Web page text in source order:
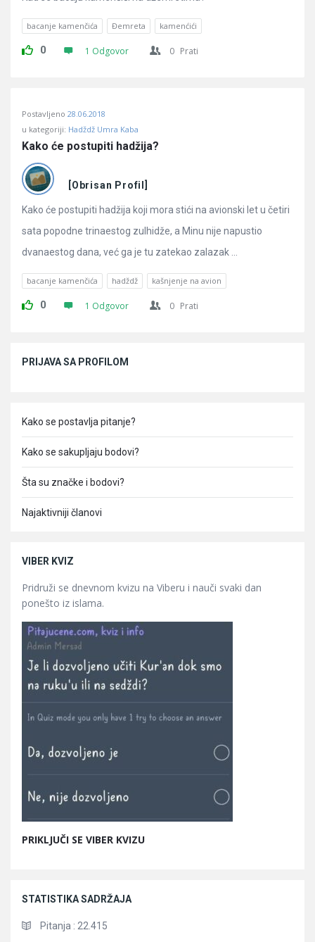
bacanje kamenčića Đemreta kamenćići
0 1 Odgovor 0 Prati
Postavljeno 28.06.2018
u kategoriji: Hadždž Umra Kaba
Kako će postupiti hadžija?
[Obrisan Profil]
Kako će postupiti hadžija koji mora stići na avionski let u četiri
sata popodne trinaestog zulhidže, a Minu nije napustio
dvanaestog dana, već ga je tu zatekao zalazak ...
bacanje kamenčića hadždž kašnjenje na avion
0 1 Odgovor 0 Prati
PRIJAVA SA PROFILOM
Kako se postavlja pitanje?
Kako se sakupljaju bodovi?
Šta su značke i bodovi?
Najaktivniji članovi
VIBER KVIZ
Pridruži se dnevnom kvizu na Viberu i nauči svaki dan
ponešto iz islama.
PRIKLJUČI SE VIBER KVIZU
STATISTIKA SADRŽAJA
Pitanja : 22.415